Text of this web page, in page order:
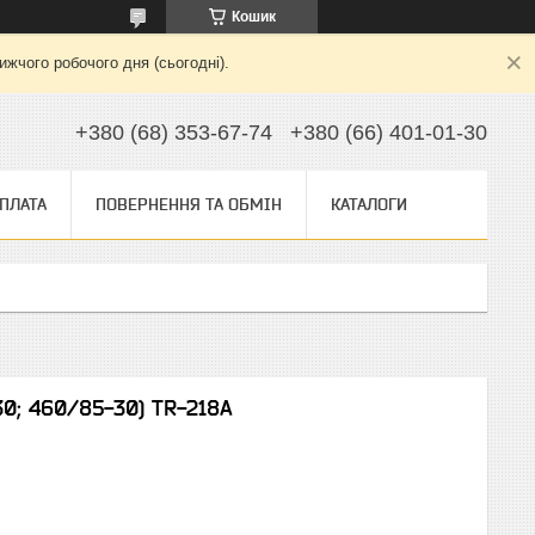
Кошик
робочого дня (сьогодні).
+380 (68) 353-67-74 +380 (66) 401-01-30
ПОВЕРНЕННЯ ТА ОБМІН КАТАЛОГИ
460/85-30) TR-218A